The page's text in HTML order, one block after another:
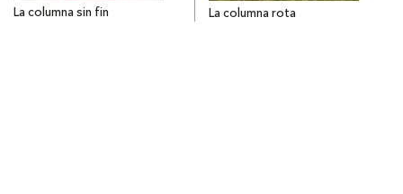
La columna sin fin La columna rota